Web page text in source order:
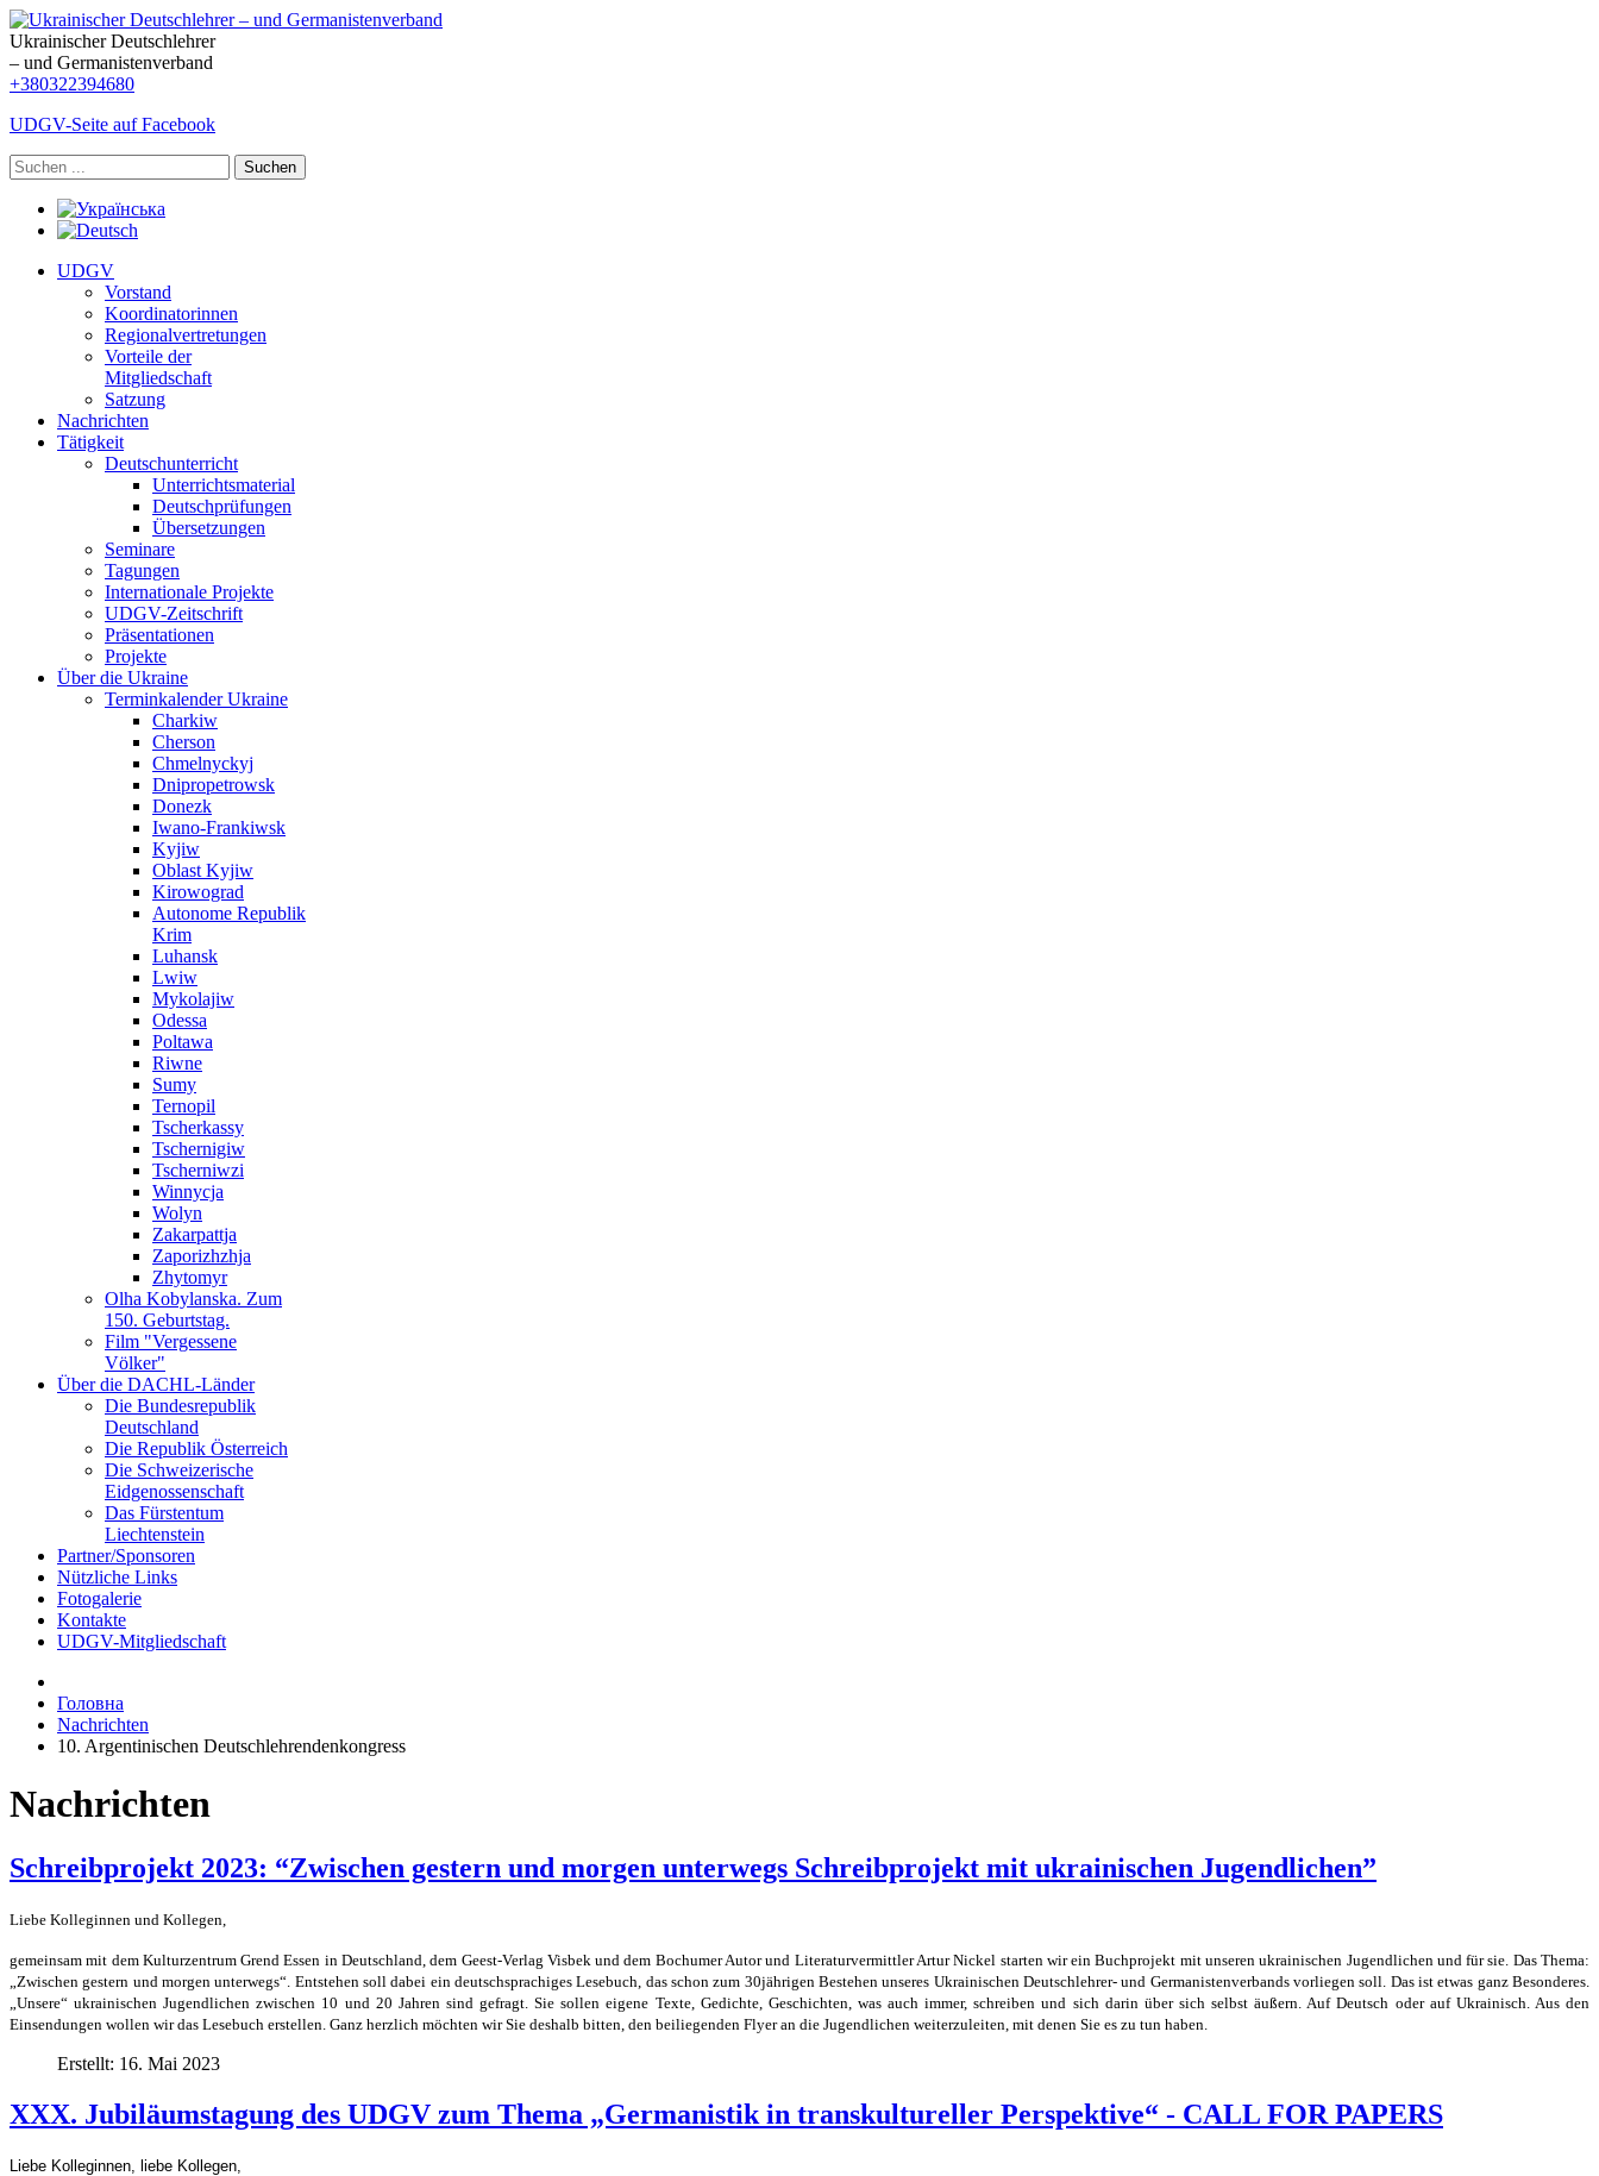
Ukrainischer Deutschlehrer
– und Germanistenverband
+380322394680
UDGV-Seite auf Facebook
Suchen
UDGV
Vorstand
Koordinatorinnen
Regionalvertretungen
Vorteile der
Mitgliedschaft
Satzung
Nachrichten
Tätigkeit
Deutschunterricht
Unterrichtsmaterial
Deutschprüfungen
Übersetzungen
Seminare
Tagungen
Internationale Projekte
UDGV-Zeitschrift
Präsentationen
Projekte
Über die Ukraine
Terminkalender Ukraine
Charkiw
Cherson
Chmelnyckyj
Dnipropetrowsk
Donezk
Iwano-Frankiwsk
Kyjiw
Oblast Kyjiw
Kirowograd
Autonome Republik
Krim
Luhansk
Lwiw
Mykolajiw
Odessa
Poltawa
Riwne
Sumy
Ternopil
Tscherkassy
Tschernigiw
Tscherniwzi
Winnycja
Wolyn
Zakarpattja
Zaporizhzhja
Zhytomyr
Olha Kobylanska. Zum
150. Geburtstag.
Film "Vergessene
Völker"
Über die DACHL-Länder
Die Bundesrepublik
Deutschland
Die Republik Österreich
Die Schweizerische
Eidgenossenschaft
Das Fürstentum
Liechtenstein
Partner/Sponsoren
Nützliche Links
Fotogalerie
Kontakte
UDGV-Mitgliedschaft
Головна
Nachrichten
10. Argentinischen Deutschlehrendenkongress
Nachrichten
Schreibprojekt 2023: “Zwischen gestern und morgen unterwegs Schreibprojekt mit ukrainischen Jugendlichen”
Liebe Kolleginnen und Kollegen,
gemeinsam mit dem Kulturzentrum Grend Essen in Deutschland, dem Geest-Verlag Visbek und dem Bochumer Autor und Literaturvermittler Artur Nickel starten wir ein Buchprojekt mit unseren ukrainischen Jugendlichen und für sie. Das Thema:
„Zwischen gestern und morgen unterwegs“. Entstehen soll dabei ein deutschsprachiges Lesebuch, das schon zum 30jährigen Bestehen unseres Ukrainischen Deutschlehrer- und Germanistenverbands vorliegen soll. Das ist etwas ganz Besonderes.
„Unsere“ ukrainischen Jugendlichen zwischen 10 und 20 Jahren sind gefragt. Sie sollen eigene Texte, Gedichte, Geschichten, was auch immer, schreiben und sich darin über sich selbst äußern. Auf Deutsch oder auf Ukrainisch. Aus den
Einsendungen wollen wir das Lesebuch erstellen. Ganz herzlich möchten wir Sie deshalb bitten, den beiliegenden Flyer an die Jugendlichen weiterzuleiten, mit denen Sie es zu tun haben.
Erstellt: 16. Mai 2023
XXX. Jubiläumstagung des UDGV zum Thema „Germanistik in transkultureller Perspektive“ - CALL FOR PAPERS
Liebe Kolleginnen, liebe Kollegen,